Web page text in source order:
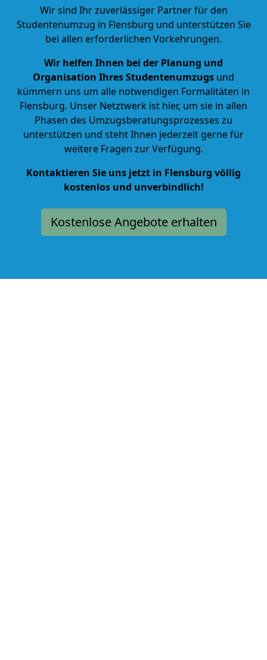
Wir sind Ihr zuverlässiger Partner für den
Studentenumzug in Flensburg und unterstützen Sie
bei allen erforderlichen Vorkehrungen.
Wir helfen Ihnen bei der Planung und
Organisation Ihres Studentenumzugs und
kümmern uns um alle notwendigen Formalitäten in
Flensburg. Unser Netztwerk ist hier, um sie in allen
Phasen des Umzugsberatungsprozesses zu
unterstützen und steht Ihnen jederzeit gerne für
weitere Fragen zur Verfügung.
Kontaktieren Sie uns jetzt in Flensburg völlig
kostenlos und unverbindlich!
Kostenlose Angebote erhalten